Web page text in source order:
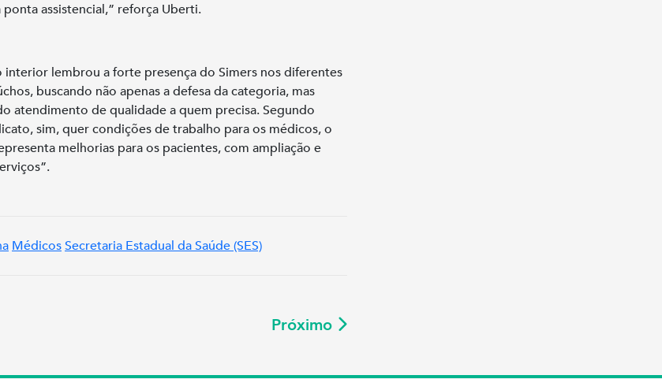
assistencial,” reforça Uberti.
lembrou a forte presença do Simers nos diferentes
buscando não apenas a defesa da categoria, mas
atendimento de qualidade a quem precisa. Segundo
sim, quer condições de trabalho para os médicos, o
melhorias para os pacientes, com ampliação e
MédicosSecretaria Estadual da Saúde (SES)
Próximo